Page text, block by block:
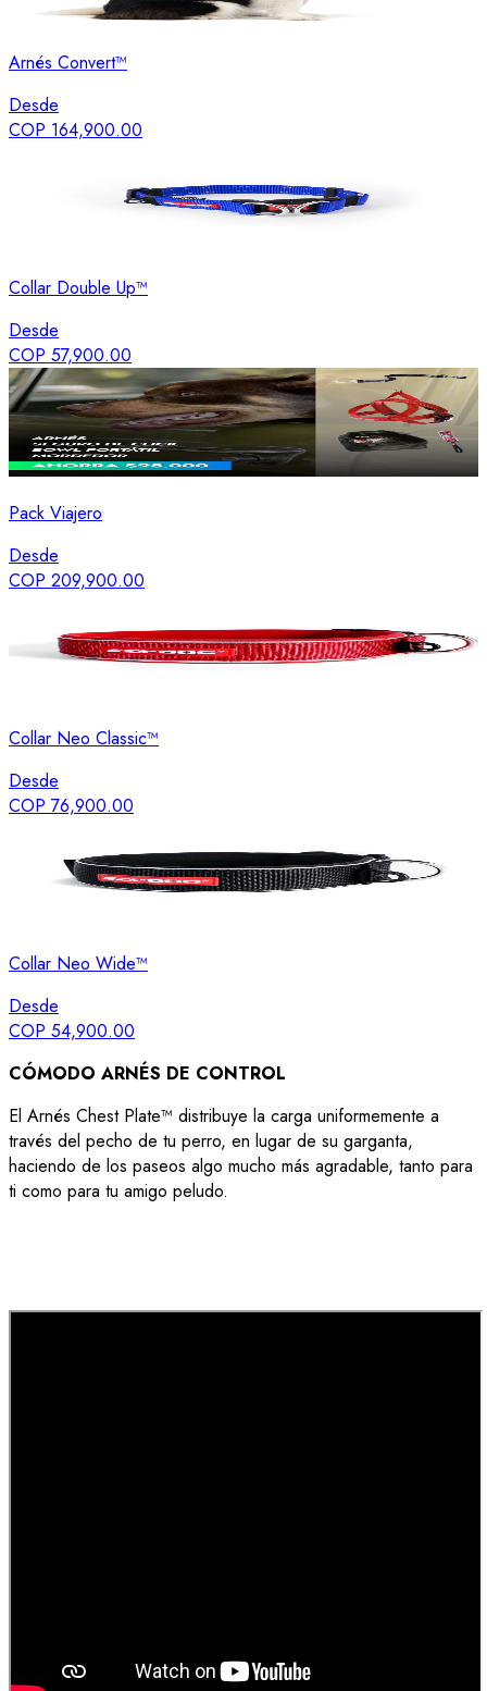
Arnés Convert™
Desde
COP 164,900.00
Collar Double Up™
Desde
COP 57,900.00
Pack Viajero
Desde
COP 209,900.00
Collar Neo Classic™
Desde
COP 76,900.00
Collar Neo Wide™
Desde
COP 54,900.00
CÓMODO ARNÉS DE CONTROL
El Arnés Chest Plate™ distribuye la carga uniformemente a
través del pecho de tu perro, en lugar de su garganta,
haciendo de los paseos algo mucho más agradable, tanto para
ti como para tu amigo peludo.